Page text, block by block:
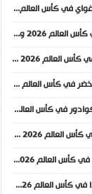
موعد مباراة السعودية وأوروغواي في كأس العالم 2026 والقنوات الناقلة
موعد مباراة بلجيكا ومصر في كأس العالم 2026 والقنوات الناقلة
موعد مباراة السويد وتونس في كأس العالم 2026 والقنوات الناقلة
موعد مباراة إسبانيا والرأس الأخضر في كأس العالم 2026 والقنوات الناقلة
موعد مباراة ساحل العاج والإكوادور في كأس العالم 2026 والقنوات الناقلة
موعد مباراة أستراليا وتركيا في كأس العالم 2026 والقنوات الناقلة
موعد مباراة ألمانيا وكوراساو في كأس العالم 2026 والقنوات الناقلة
موعد مباراة هايتي واسكتلندا في كأس العالم 2026 والقنوات الناقلة